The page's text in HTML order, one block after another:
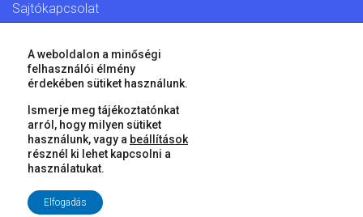
Sajtókapcsolat
© 2026 Győr Megyei Jogú Város • Minden jog fenntartva!
A weboldalon a minőségi
felhasználói élmény
érdekében sütiket használunk.
Ismerje meg tájékoztatónkat
arról, hogy milyen sütiket
használunk, vagy a beállítások
résznél ki lehet kapcsolni a
használatukat.
Elfogadás